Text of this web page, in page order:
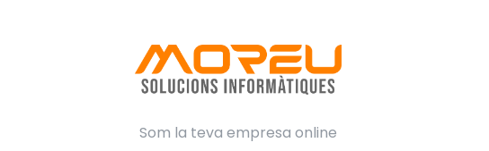
Som la teva empresa online